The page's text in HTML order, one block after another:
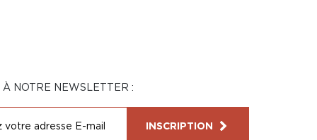
À NOTRE NEWSLETTER :
INSCRIPTION